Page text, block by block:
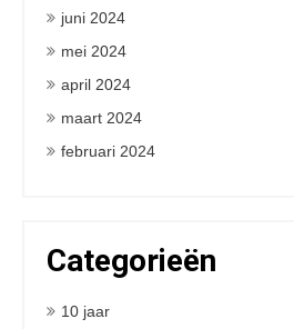
juni 2024
mei 2024
april 2024
maart 2024
februari 2024
Categorieën
10 jaar